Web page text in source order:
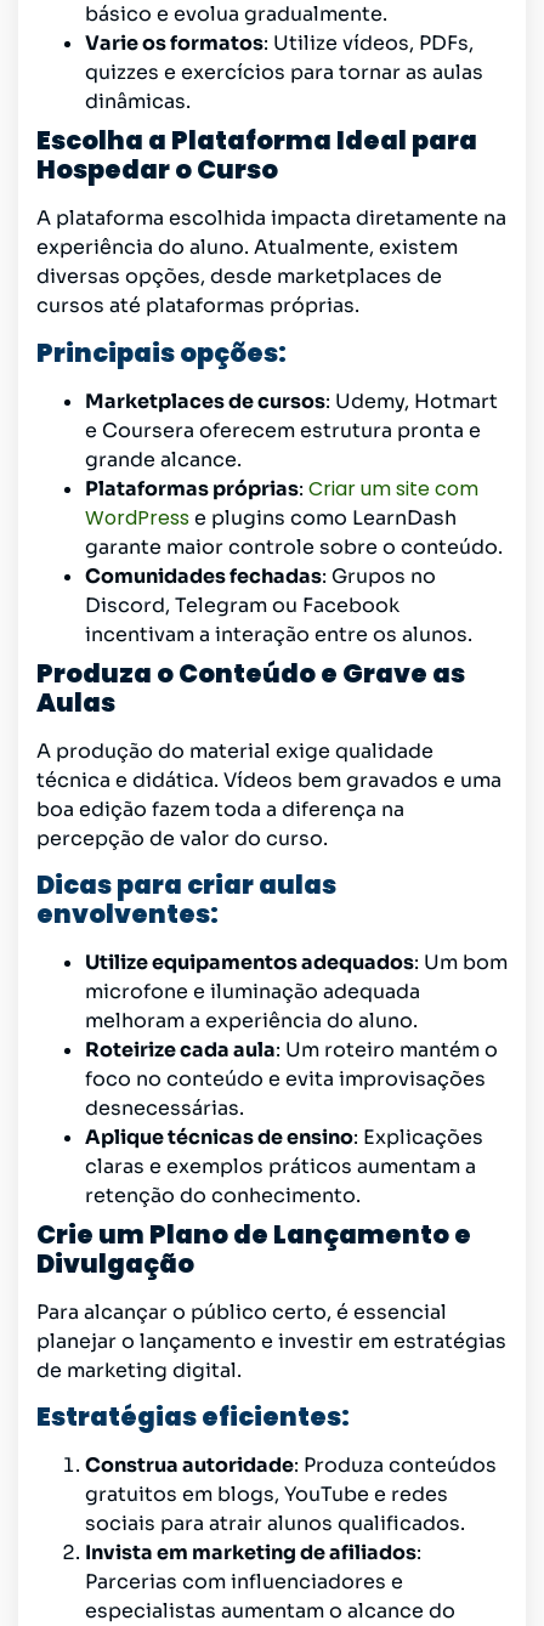
básico e evolua gradualmente.
Varie os formatos: Utilize vídeos, PDFs,
quizzes e exercícios para tornar as aulas
dinâmicas.
Escolha a Plataforma Ideal para
Hospedar o Curso
A plataforma escolhida impacta diretamente na
experiência do aluno. Atualmente, existem
diversas opções, desde marketplaces de
cursos até plataformas próprias.
Principais opções:
Marketplaces de cursos: Udemy, Hotmart
e Coursera oferecem estrutura pronta e
grande alcance.
Plataformas próprias: Criar um site com
WordPresse plugins como LearnDash
garante maior controle sobre o conteúdo.
Comunidades fechadas: Grupos no
Discord, Telegram ou Facebook
incentivam a interação entre os alunos.
Produza o Conteúdo e Grave as
Aulas
A produção do material exige qualidade
técnica e didática. Vídeos bem gravados e uma
boa edição fazem toda a diferença na
percepção de valor do curso.
Dicas para criar aulas
envolventes:
Utilize equipamentos adequados: Um bom
microfone e iluminação adequada
melhoram a experiência do aluno.
Roteirize cada aula: Um roteiro mantém o
foco no conteúdo e evita improvisações
desnecessárias.
Aplique técnicas de ensino: Explicações
claras e exemplos práticos aumentam a
retenção do conhecimento.
Crie um Plano de Lançamento e
Divulgação
Para alcançar o público certo, é essencial
planejar o lançamento e investir em estratégias
de marketing digital.
Estratégias eficientes:
Construa autoridade: Produza conteúdos
gratuitos em blogs, YouTube e redes
sociais para atrair alunos qualificados.
Invista em marketing de afiliados:
Parcerias com influenciadores e
especialistas aumentam o alcance do